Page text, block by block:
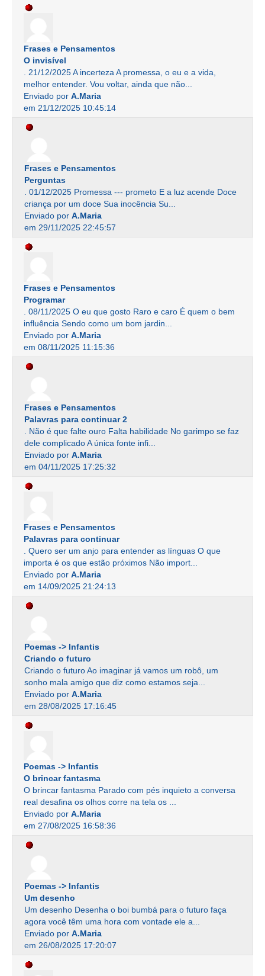
Frases e Pensamentos
O invisível
. 21/12/2025 A incerteza A promessa, o eu e a vida,
melhor entender. Vou voltar, ainda que não...
Enviado por A.Maria
em 21/12/2025 10:45:14
Frases e Pensamentos
Perguntas
. 01/12/2025 Promessa --- prometo E a luz acende Doce
criança por um doce Sua inocência Su...
Enviado por A.Maria
em 29/11/2025 22:45:57
Frases e Pensamentos
Programar
. 08/11/2025 O eu que gosto Raro e caro É quem o bem
influência Sendo como um bom jardin...
Enviado por A.Maria
em 08/11/2025 11:15:36
Frases e Pensamentos
Palavras para continuar 2
. Não é que falte ouro Falta habilidade No garimpo se faz
dele complicado A única fonte infi...
Enviado por A.Maria
em 04/11/2025 17:25:32
Frases e Pensamentos
Palavras para continuar
. Quero ser um anjo para entender as línguas O que
importa é os que estão próximos Não import...
Enviado por A.Maria
em 14/09/2025 21:24:13
Poemas -> Infantis
Criando o futuro
Criando o futuro Ao imaginar já vamos um robô, um
sonho mala amigo que diz como estamos seja...
Enviado por A.Maria
em 28/08/2025 17:16:45
Poemas -> Infantis
O brincar fantasma
O brincar fantasma Parado com pés inquieto a conversa
real desafina os olhos corre na tela os ...
Enviado por A.Maria
em 27/08/2025 16:58:36
Poemas -> Infantis
Um desenho
Um desenho Desenha o boi bumbá para o futuro faça
agora você têm uma hora com vontade ele a...
Enviado por A.Maria
em 26/08/2025 17:20:07